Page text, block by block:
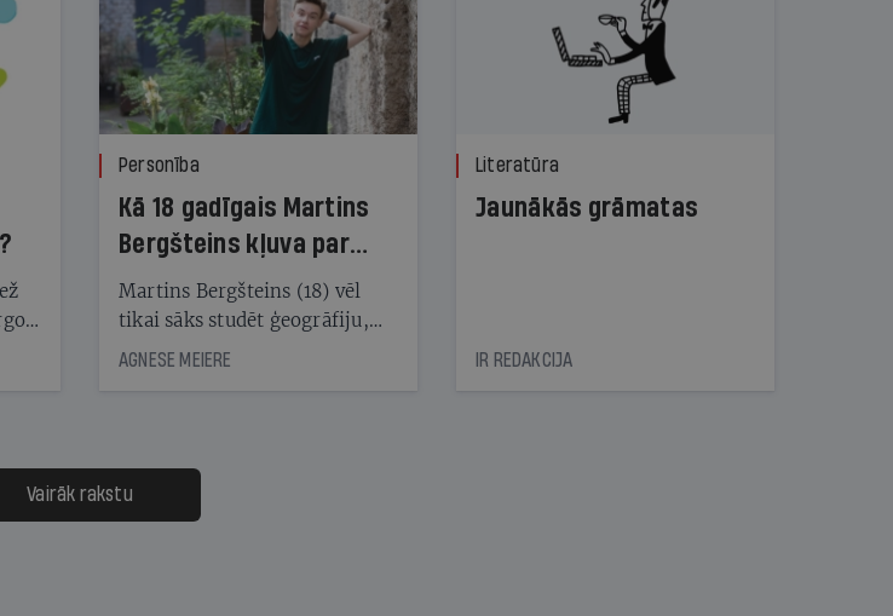
Personība
Kā 18 gadīgais Martins
Bergšteins kļuva par
laika ziņu seju?
Martins Bergšteins (18) vēl
tikai sāks studēt ģeogrāfiju,
bet viņa sacītajam jau uzticas
uzcītīga darba, mammas
atbalsts un drosme turpināt
meteovērojumus arī tad, kad
AGNESE MEIERE
Literatūra
Jaunākās grāmatas
IR REDAKCIJA
Vairāk rakstu